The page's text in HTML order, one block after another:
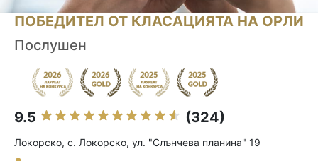
ПОБЕДИТЕЛ ОТ КЛАСАЦИЯТА НА ОРЛИ
Послушен
9.5 (324)
Локорско, с. Локорско, ул. "Слънчева планина" 19